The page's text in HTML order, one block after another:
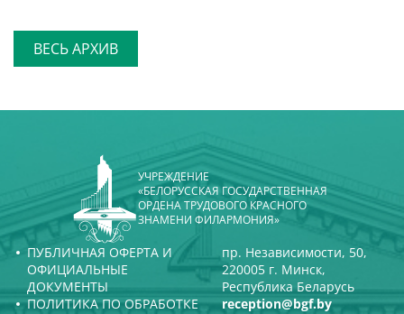
ВЕСЬ АРХИВ
УЧРЕЖДЕНИЕ
«БЕЛОРУССКАЯ ГОСУДАРСТВЕННАЯ
ОРДЕНА ТРУДОВОГО КРАСНОГО
ЗНАМЕНИ ФИЛАРМОНИЯ»
ПУБЛИЧНАЯ ОФЕРТА И
ОФИЦИАЛЬНЫЕ
ДОКУМЕНТЫ
ПОЛИТИКА ПО ОБРАБОТКЕ
пр. Независимости, 50,
220005 г. Минск,
Республика Беларусь
reception@bgf.by